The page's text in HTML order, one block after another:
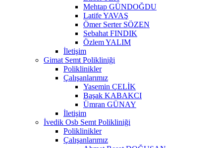
Mehtap GÜNDOĞDU
Latife YAVAŞ
Ömer Serter SÖZEN
Sebahat FINDIK
Özlem YALIM
İletişim
Gimat Semt Polikliniği
Poliklinikler
Çalışanlarımız
Yasemin ÇELİK
Başak KABAKCI
Ümran GÜNAY
İletişim
İvedik Osb Semt Polikliniği
Poliklinikler
Çalışanlarımız